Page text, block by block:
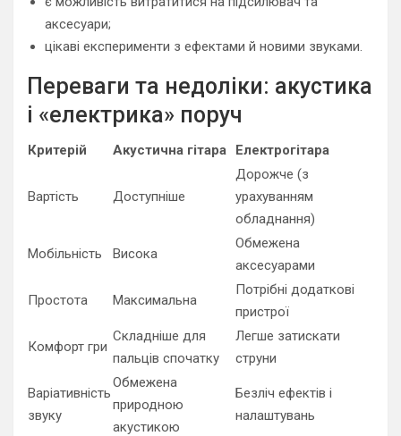
аксесуари;
цікаві експерименти з ефектами й новими звуками.
Переваги та недоліки: акустика
і «електрика» поруч
Критерій Акустична гітара Електрогітара
Вартість Доступніше
Дорожче (з
урахуванням
обладнання)
Мобільність Висока
Обмежена
аксесуарами
Простота Максимальна
Потрібні додаткові
пристрої
Комфорт гри
Складніше для
пальців спочатку
Легше затискати
струни
Варіативність
звуку
Обмежена
природною
акустикою
Безліч ефектів і
налаштувань